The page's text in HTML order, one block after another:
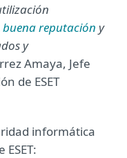
buena reputación y
y
Amaya, Jefe
de ESET
informática